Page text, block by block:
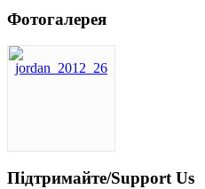
Фотогалерея
Підтримайте/Support Us